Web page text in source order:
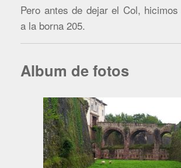
Pero antes de dejar el Col,
a la borna 205.
Album de fotos